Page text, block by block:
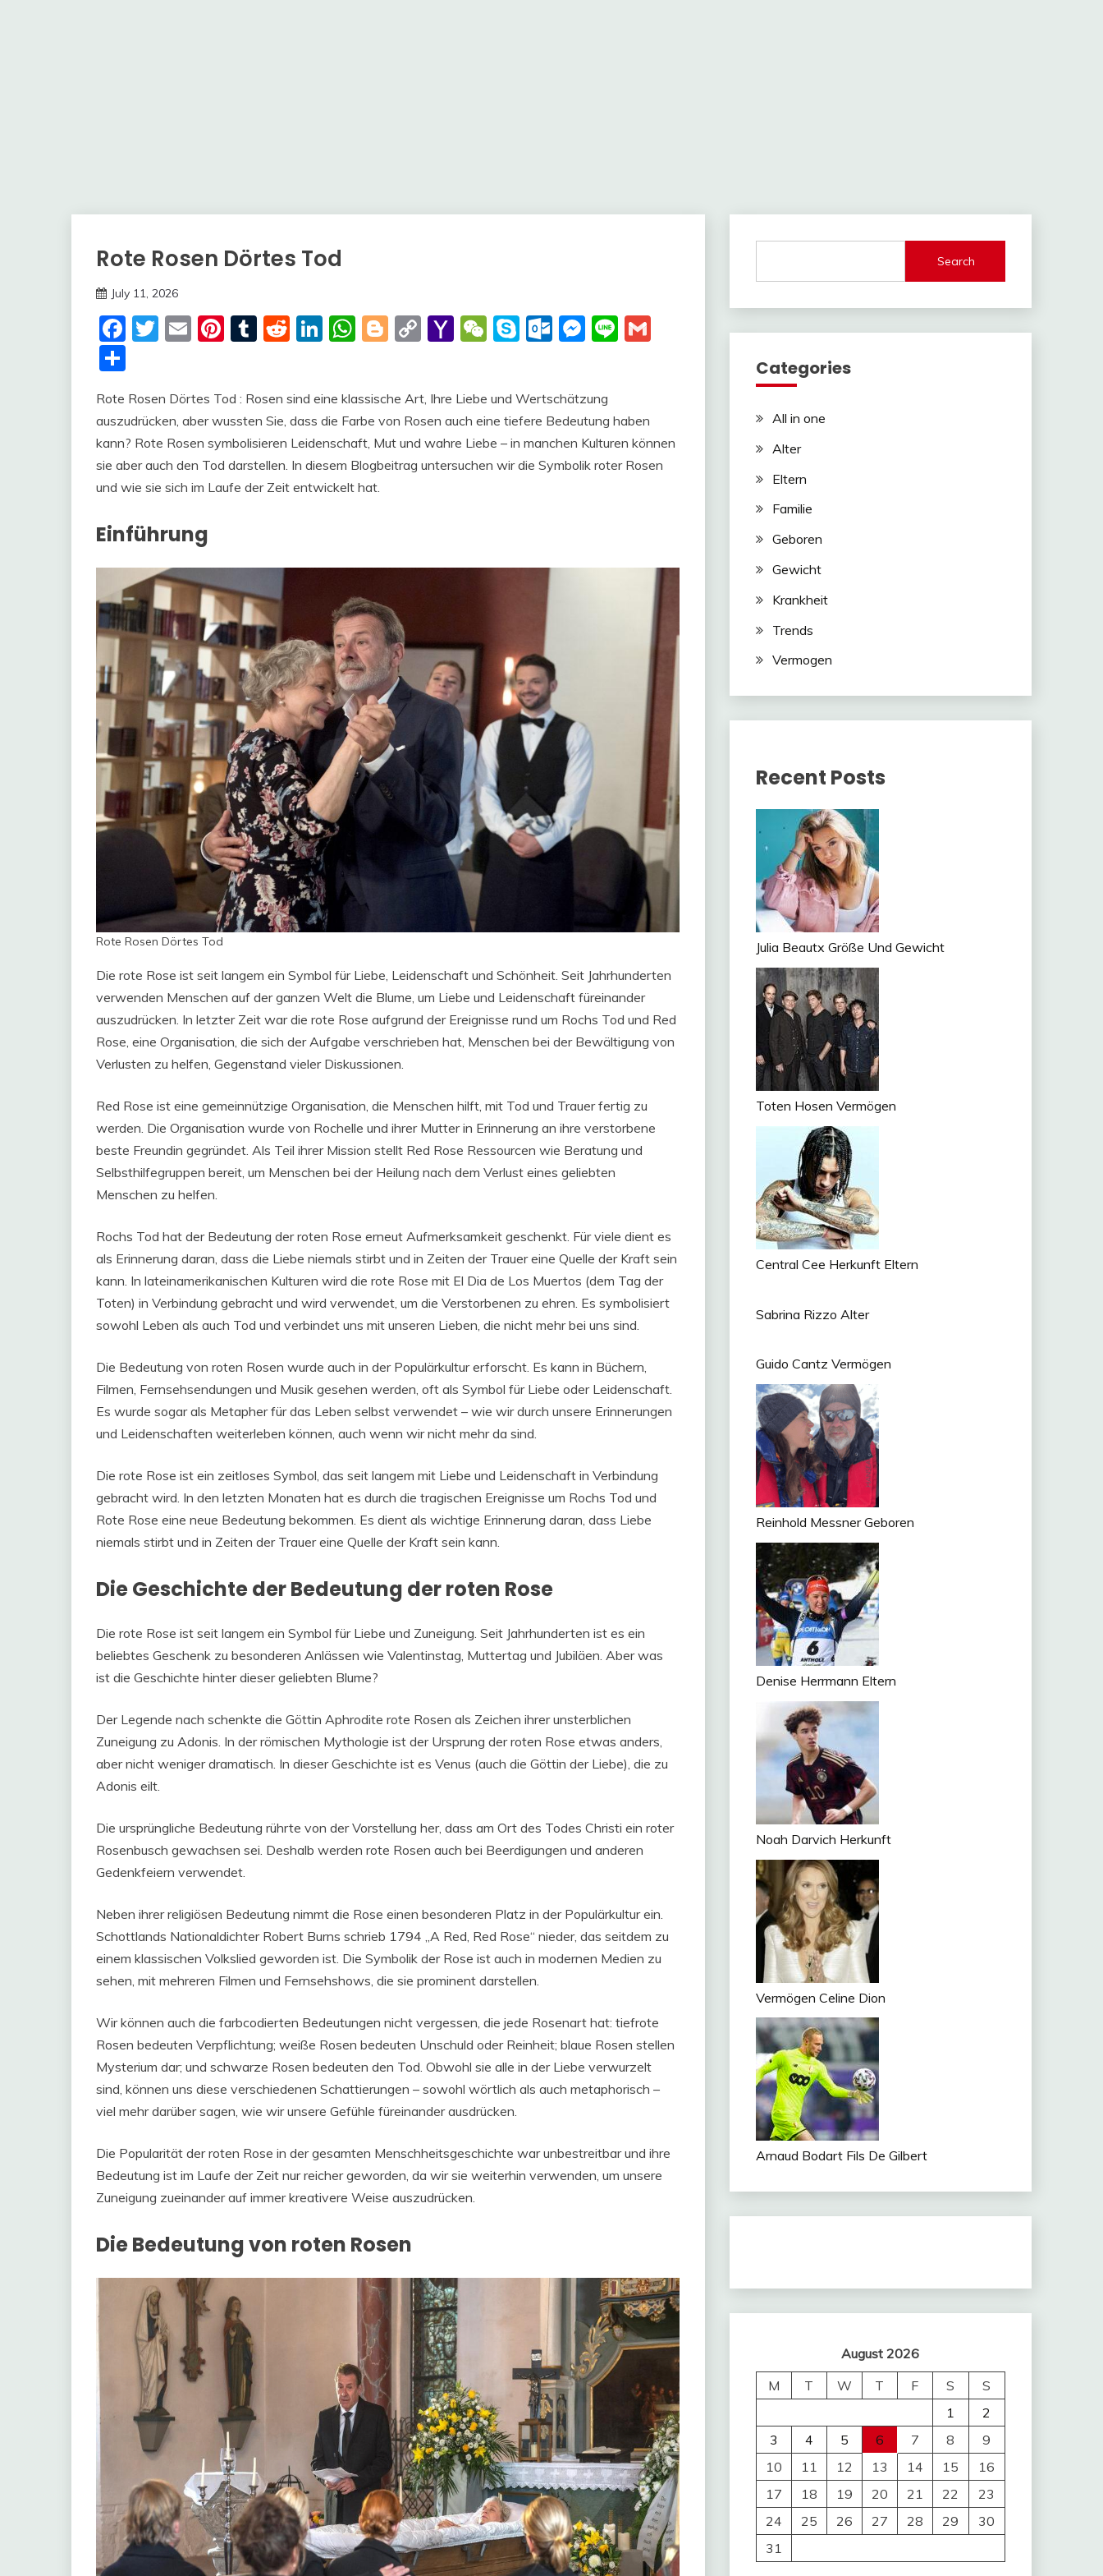
Trends
Rote Rosen Dörtes Tod
July 11, 2026
Facebook
Twitter
EmailPinterest
Tumblr
Reddit
LinkedIn
WhatsApp
Blogger
CopyYahoo
WeChat
SkypeOutlook.com
Messenger
Line
Rote Rosen Dörtes Tod : Rosen sind eine klassische Art, Ihre Liebe und Wertschätzung
auszudrücken, aber wussten Sie, dass die Farbe von Rosen auch eine tiefere Bedeutung haben
kann? Rote Rosen symbolisieren Leidenschaft, Mut und wahre Liebe – in manchen Kulturen können
sie aber auch den Tod darstellen. In diesem Blogbeitrag untersuchen wir die Symbolik roter Rosen
und wie sie sich im Laufe der Zeit entwickelt hat.
Einführung
Rote Rosen Dörtes Tod
Die rote Rose ist seit langem ein Symbol für Liebe, Leidenschaft und Schönheit. Seit Jahrhunderten
verwenden Menschen auf der ganzen Welt die Blume, um Liebe und Leidenschaft füreinander
auszudrücken. In letzter Zeit war die rote Rose aufgrund der Ereignisse rund um Rochs Tod und Red
Rose, eine Organisation, die sich der Aufgabe verschrieben hat, Menschen bei der Bewältigung von
Verlusten zu helfen, Gegenstand vieler Diskussionen.
Red Rose ist eine gemeinnützige Organisation, die Menschen hilft, mit Tod und Trauer fertig zu
werden. Die Organisation wurde von Rochelle und ihrer Mutter in Erinnerung an ihre verstorbene
beste Freundin gegründet. Als Teil ihrer Mission stellt Red Rose Ressourcen wie Beratung und
Selbsthilfegruppen bereit, um Menschen bei der Heilung nach dem Verlust eines geliebten
Menschen zu helfen.
Rochs Tod hat der Bedeutung der roten Rose erneut Aufmerksamkeit geschenkt. Für viele dient es
als Erinnerung daran, dass die Liebe niemals stirbt und in Zeiten der Trauer eine Quelle der Kraft sein
kann. In lateinamerikanischen Kulturen wird die rote Rose mit El Dia de Los Muertos (dem Tag der
Toten) in Verbindung gebracht und wird verwendet, um die Verstorbenen zu ehren. Es symbolisiert
sowohl Leben als auch Tod und verbindet uns mit unseren Lieben, die nicht mehr bei uns sind.
Die Bedeutung von roten Rosen wurde auch in der Populärkultur erforscht. Es kann in Büchern,
Filmen, Fernsehsendungen und Musik gesehen werden, oft als Symbol für Liebe oder Leidenschaft.
Es wurde sogar als Metapher für das Leben selbst verwendet – wie wir durch unsere Erinnerungen
und Leidenschaften weiterleben können, auch wenn wir nicht mehr da sind.
Die rote Rose ist ein zeitloses Symbol, das seit langem mit Liebe und Leidenschaft in Verbindung
gebracht wird. In den letzten Monaten hat es durch die tragischen Ereignisse um Rochs Tod und
Rote Rose eine neue Bedeutung bekommen. Es dient als wichtige Erinnerung daran, dass Liebe
niemals stirbt und in Zeiten der Trauer eine Quelle der Kraft sein kann.
Die Geschichte der Bedeutung der roten Rose
Die rote Rose ist seit langem ein Symbol für Liebe und Zuneigung. Seit Jahrhunderten ist es ein
beliebtes Geschenk zu besonderen Anlässen wie Valentinstag, Muttertag und Jubiläen. Aber was
ist die Geschichte hinter dieser geliebten Blume?
Der Legende nach schenkte die Göttin Aphrodite rote Rosen als Zeichen ihrer unsterblichen
Zuneigung zu Adonis. In der römischen Mythologie ist der Ursprung der roten Rose etwas anders,
aber nicht weniger dramatisch. In dieser Geschichte ist es Venus (auch die Göttin der Liebe), die zu
Adonis eilt.
Die ursprüngliche Bedeutung rührte von der Vorstellung her, dass am Ort des Todes Christi ein roter
Rosenbusch gewachsen sei. Deshalb werden rote Rosen auch bei Beerdigungen und anderen
Gedenkfeiern verwendet.
Neben ihrer religiösen Bedeutung nimmt die Rose einen besonderen Platz in der Populärkultur ein.
Schottlands Nationaldichter Robert Burns schrieb 1794 „A Red, Red Rose“ nieder, das seitdem zu
einem klassischen Volkslied geworden ist. Die Symbolik der Rose ist auch in modernen Medien zu
sehen, mit mehreren Filmen und Fernsehshows, die sie prominent darstellen.
Wir können auch die farbcodierten Bedeutungen nicht vergessen, die jede Rosenart hat: tiefrote
Rosen bedeuten Verpflichtung; weiße Rosen bedeuten Unschuld oder Reinheit; blaue Rosen stellen
Mysterium dar; und schwarze Rosen bedeuten den Tod. Obwohl sie alle in der Liebe verwurzelt
sind, können uns diese verschiedenen Schattierungen – sowohl wörtlich als auch metaphorisch –
viel mehr darüber sagen, wie wir unsere Gefühle füreinander ausdrücken.
Die Popularität der roten Rose in der gesamten Menschheitsgeschichte war unbestreitbar und ihre
Bedeutung ist im Laufe der Zeit nur reicher geworden, da wir sie weiterhin verwenden, um unsere
Zuneigung zueinander auf immer kreativere Weise auszudrücken.
Die Bedeutung von roten Rosen
Search
Categories
All in one
Alter
Eltern
Familie
Geboren
Gewicht
Krankheit
Trends
Vermogen
Recent Posts
Julia Beautx Größe Und Gewicht
Toten Hosen Vermögen
Central Cee Herkunft Eltern
Sabrina Rizzo Alter
Guido Cantz Vermögen
Reinhold Messner Geboren
Denise Herrmann Eltern
Noah Darvich Herkunft
Vermögen Celine Dion
Arnaud Bodart Fils De Gilbert
August 2026
M
T W T F S
S
1
2
3
4 5 6 7 8
9
10
11 12 13 14 15
16
17
18 19 20 21 22
23
24
25 26 27 28 29
30
31